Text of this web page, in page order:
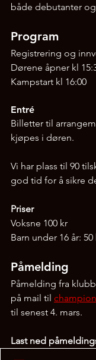
både debutanter
Program
Registrering og
Dørene åpner kl
Kampstart kl 16:00
Entré
Billetter til
kjøpes i døren.
Vi har plass til 90
god tid for å sikre
Priser
Voksne 100 kr
Barn under 16 år: 50
Påmelding
Påmelding fra
på mail til
til senest 4. mars.
Last ned